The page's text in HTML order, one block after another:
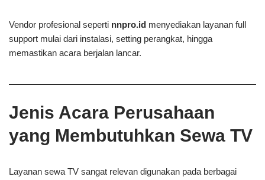
Vendor profesional seperti nnpro.id menyediakan layanan full
support mulai dari instalasi, setting perangkat, hingga
memastikan acara berjalan lancar.
Jenis Acara Perusahaan
yang Membutuhkan Sewa TV
Layanan sewa TV sangat relevan digunakan pada berbagai